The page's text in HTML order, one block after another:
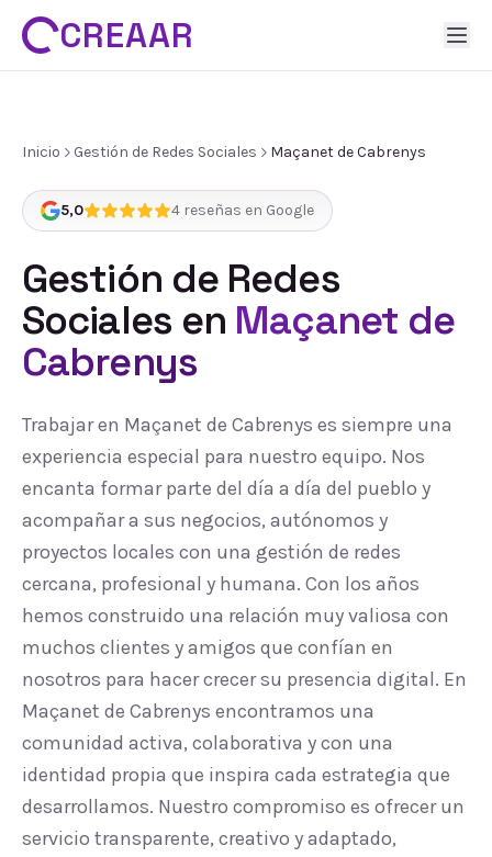
CREAAR
Inicio Gestión de Redes Sociales Maçanet de Cabrenys
5,0 4 reseñas en Google
Gestión de Redes
Sociales en Maçanet de
Cabrenys
Trabajar en Maçanet de Cabrenys es siempre una
experiencia especial para nuestro equipo. Nos
encanta formar parte del día a día del pueblo y
acompañar a sus negocios, autónomos y
proyectos locales con una gestión de redes
cercana, profesional y humana. Con los años
hemos construido una relación muy valiosa con
muchos clientes y amigos que confían en
nosotros para hacer crecer su presencia digital. En
Maçanet de Cabrenys encontramos una
comunidad activa, colaborativa y con una
identidad propia que inspira cada estrategia que
desarrollamos. Nuestro compromiso es ofrecer un
servicio transparente, creativo y adaptado,